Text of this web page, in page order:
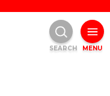
MENU
SEARCH